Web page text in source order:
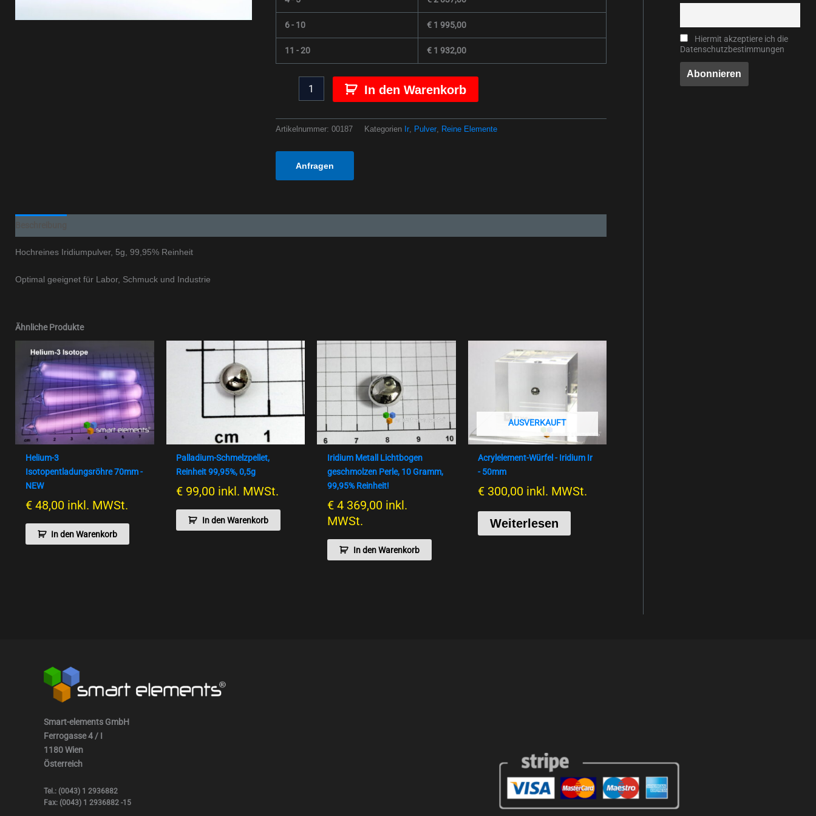
6 - 10 €1 995,00
11 - 20 €1 932,00
In den Warenkorb
Artikelnummer: 00187 Kategorien Ir, Pulver, Reine Elemente
Anfragen
Hochreines Iridiumpulver, 5g, 99,95% Reinheit
Optimal geeignet für Labor, Schmuck und Industrie
Ähnliche Produkte
Helium-3
Isotopentladungsröhre 70mm -
NEW
€48,00 inkl. MWSt.
In den Warenkorb
Palladium-Schmelzpellet,
Reinheit 99,95%, 0,5g
€ 99,00 inkl. MWSt.
In den Warenkorb
Iridium Metall Lichtbogen
geschmolzen Perle, 10 Gramm,
99,95% Reinheit!
€4 369,00 inkl.
MWSt.
In den Warenkorb
AUSVERKAUFT
Acrylelement-Würfel - Iridium Ir
- 50mm
€ 300,00 inkl. MWSt.
Weiterlesen
Hiermit akzeptiere ich die
Datenschutzbestimmungen
Smart-elements GmbH
Ferrogasse 4 / I
1180 Wien
Österreich
Tel.: (0043) 1 2936882
Fax: (0043) 1 2936882 -15